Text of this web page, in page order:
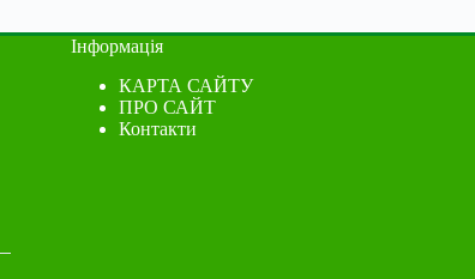
Інформація
КАРТА САЙТУ
ПРО САЙТ
Контакти